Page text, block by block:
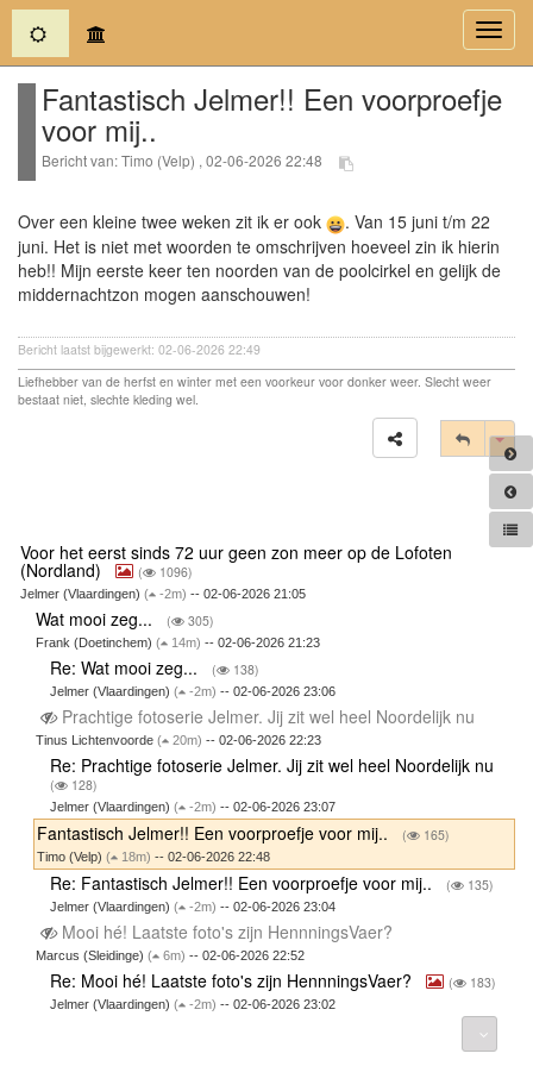
(current)
Fantastisch Jelmer!! Een voorproefje
voor mij..
Bericht van: Timo (Velp) , 02-06-2026 22:48
Over een kleine twee weken zit ik er ook
. Van 15 juni t/m 22
juni. Het is niet met woorden te omschrijven hoeveel zin ik hierin
heb!! Mijn eerste keer ten noorden van de poolcirkel en gelijk de
middernachtzon mogen aanschouwen!
Bericht laatst bijgewerkt: 02-06-2026 22:49
Liefhebber van de herfst en winter met een voorkeur voor donker weer. Slecht weer
bestaat niet, slechte kleding wel.
Voor het eerst sinds 72 uur geen zon meer op de Lofoten
(Nordland) ( 1096)
Jelmer (Vlaardingen) ( -2m) -- 02-06-2026 21:05
Wat mooi zeg... ( 305)
Frank (Doetinchem) ( 14m) -- 02-06-2026 21:23
Re: Wat mooi zeg... ( 138)
Jelmer (Vlaardingen)( -2m) -- 02-06-2026 23:06
Prachtige fotoserie Jelmer. Jij zit wel heel Noordelijk nu
Tinus Lichtenvoorde ( 20m) -- 02-06-2026 22:23
Re: Prachtige fotoserie Jelmer. Jij zit wel heel Noordelijk nu
( 128)
Jelmer (Vlaardingen)( -2m) -- 02-06-2026 23:07
Fantastisch Jelmer!! Een voorproefje voor mij.. ( 165)
Timo (Velp) ( 18m) -- 02-06-2026 22:48
Re: Fantastisch Jelmer!! Een voorproefje voor mij.. ( 135)
Jelmer (Vlaardingen)( -2m) -- 02-06-2026 23:04
Mooi hé! Laatste foto's zijn HennningsVaer?
Marcus (Sleidinge) ( 6m) -- 02-06-2026 22:52
Re: Mooi hé! Laatste foto's zijn HennningsVaer? ( 183)
Jelmer (Vlaardingen)( -2m) -- 02-06-2026 23:02